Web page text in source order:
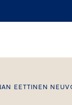
EETTINEN